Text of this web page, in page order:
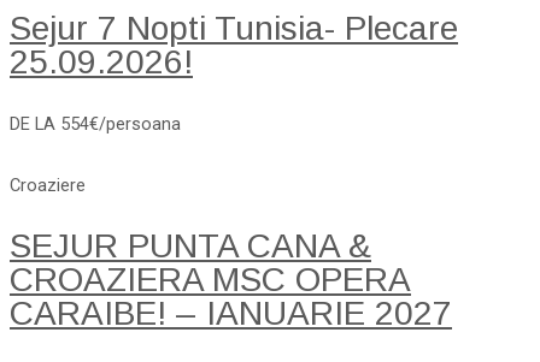
Sejur 7 Nopti Tunisia- Plecare
25.09.2026!
DE LA 554€/persoana
Croaziere
SEJUR PUNTA CANA &
CROAZIERA MSC OPERA
CARAIBE! – IANUARIE 2027